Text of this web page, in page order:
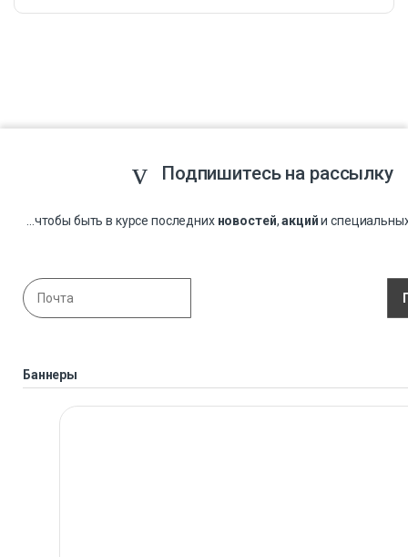
Подпишитесь на рассылку
...чтобы быть в курсе последних новостей,акцийи
Баннеры